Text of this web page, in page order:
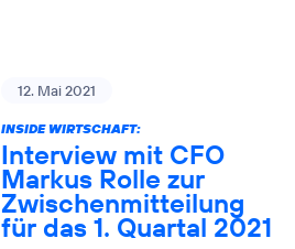
12. Mai 2021
INSIDE WIRTSCHAFT:
Interview mit CFO
Markus Rolle zur
Zwischenmitteilung
für das 1. Quartal 2021